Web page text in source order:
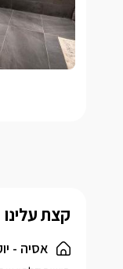
קצת עלינו
אסיה -